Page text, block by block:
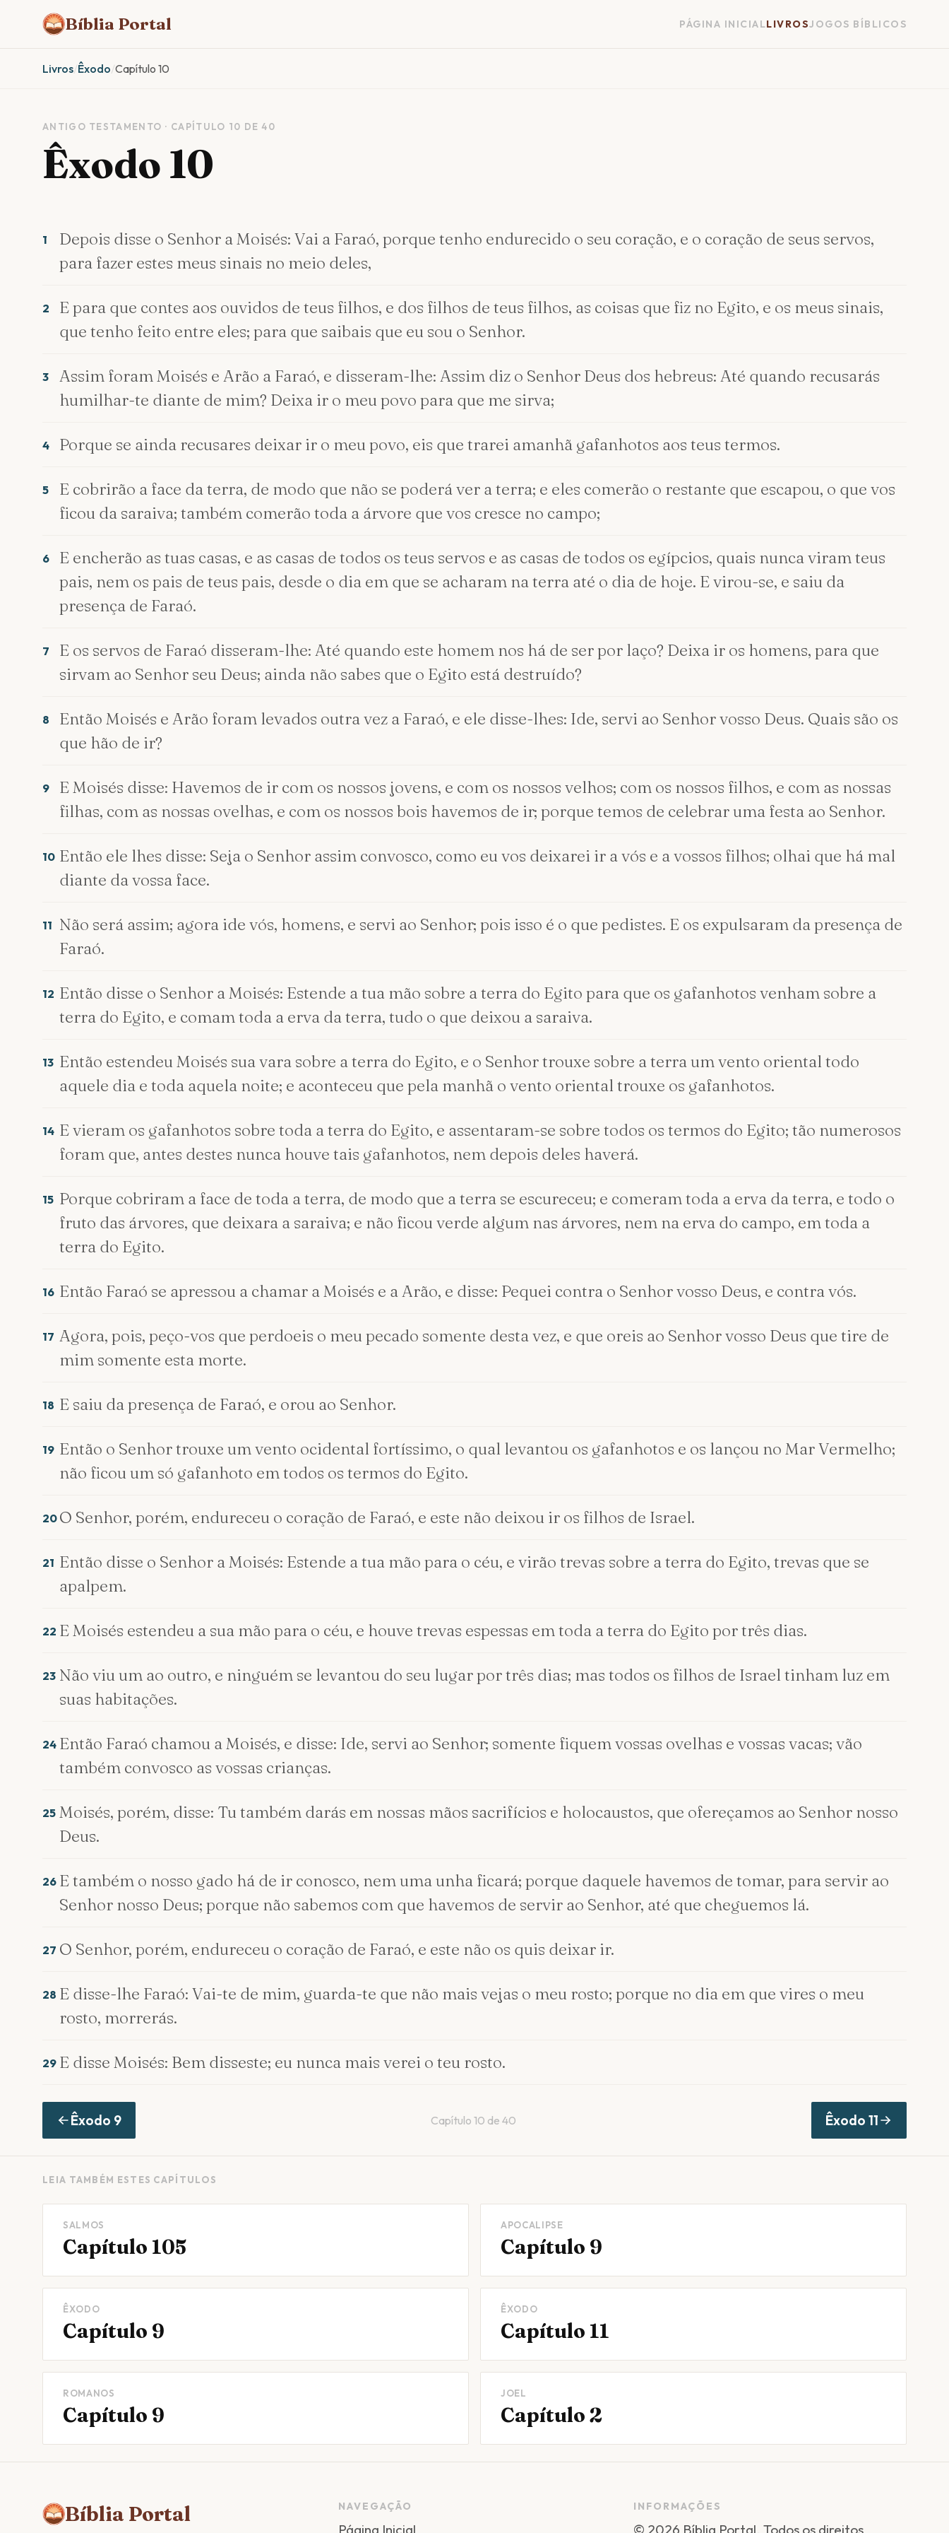
Bíblia Portal PÁGINA INICIALLIVROSJOGOS BÍBLICOS
Livros/Êxodo/Capítulo 10
ANTIGO TESTAMENTO · CAPÍTULO 10 DE 40
Êxodo 10
1
Depois disse o Senhor a Moisés: Vai a Faraó, porque tenho endurecido o seu coração, e o coração de seus servos,
para fazer estes meus sinais no meio deles,
2
E para que contes aos ouvidos de teus filhos, e dos filhos de teus filhos, as coisas que fiz no Egito, e os meus sinais,
que tenho feito entre eles; para que saibais que eu sou o Senhor.
3
Assim foram Moisés e Arão a Faraó, e disseram-lhe: Assim diz o Senhor Deus dos hebreus: Até quando recusarás
humilhar-te diante de mim? Deixa ir o meu povo para que me sirva;
4 Porque se ainda recusares deixar ir o meu povo, eis que trarei amanhã gafanhotos aos teus termos.
5
E cobrirão a face da terra, de modo que não se poderá ver a terra; e eles comerão o restante que escapou, o que vos
ficou da saraiva; também comerão toda a árvore que vos cresce no campo;
6
E encherão as tuas casas, e as casas de todos os teus servos e as casas de todos os egípcios, quais nunca viram teus
pais, nem os pais de teus pais, desde o dia em que se acharam na terra até o dia de hoje. E virou-se, e saiu da
presença de Faraó.
7
E os servos de Faraó disseram-lhe: Até quando este homem nos há de ser por laço? Deixa ir os homens, para que
sirvam ao Senhor seu Deus; ainda não sabes que o Egito está destruído?
8
Então Moisés e Arão foram levados outra vez a Faraó, e ele disse-lhes: Ide, servi ao Senhor vosso Deus. Quais são os
que hão de ir?
9
E Moisés disse: Havemos de ir com os nossos jovens, e com os nossos velhos; com os nossos filhos, e com as nossas
filhas, com as nossas ovelhas, e com os nossos bois havemos de ir; porque temos de celebrar uma festa ao Senhor.
10 Então ele lhes disse: Seja o Senhor assim convosco, como eu vos deixarei ir a vós e a vossos filhos; olhai que há mal
diante da vossa face.
11 Não será assim; agora ide vós, homens, e servi ao Senhor; pois isso é o que pedistes. E os expulsaram da presença de
Faraó.
12 Então disse o Senhor a Moisés: Estende a tua mão sobre a terra do Egito para que os gafanhotos venham sobre a
terra do Egito, e comam toda a erva da terra, tudo o que deixou a saraiva.
13 Então estendeu Moisés sua vara sobre a terra do Egito, e o Senhor trouxe sobre a terra um vento oriental todo
aquele dia e toda aquela noite; e aconteceu que pela manhã o vento oriental trouxe os gafanhotos.
14 E vieram os gafanhotos sobre toda a terra do Egito, e assentaram-se sobre todos os termos do Egito; tão numerosos
foram que, antes destes nunca houve tais gafanhotos, nem depois deles haverá.
15 Porque cobriram a face de toda a terra, de modo que a terra se escureceu; e comeram toda a erva da terra, e todo o
fruto das árvores, que deixara a saraiva; e não ficou verde algum nas árvores, nem na erva do campo, em toda a
terra do Egito.
16 Então Faraó se apressou a chamar a Moisés e a Arão, e disse: Pequei contra o Senhor vosso Deus, e contra vós.
17 Agora, pois, peço-vos que perdoeis o meu pecado somente desta vez, e que oreis ao Senhor vosso Deus que tire de
mim somente esta morte.
18 E saiu da presença de Faraó, e orou ao Senhor.
19 Então o Senhor trouxe um vento ocidental fortíssimo, o qual levantou os gafanhotos e os lançou no Mar Vermelho;
não ficou um só gafanhoto em todos os termos do Egito.
20 O Senhor, porém, endureceu o coração de Faraó, e este não deixou ir os filhos de Israel.
21 Então disse o Senhor a Moisés: Estende a tua mão para o céu, e virão trevas sobre a terra do Egito, trevas que se
apalpem.
22 E Moisés estendeu a sua mão para o céu, e houve trevas espessas em toda a terra do Egito por três dias.
23 Não viu um ao outro, e ninguém se levantou do seu lugar por três dias; mas todos os filhos de Israel tinham luz em
suas habitações.
24 Então Faraó chamou a Moisés, e disse: Ide, servi ao Senhor; somente fiquem vossas ovelhas e vossas vacas; vão
também convosco as vossas crianças.
25 Moisés, porém, disse: Tu também darás em nossas mãos sacrifícios e holocaustos, que ofereçamos ao Senhor nosso
Deus.
26 E também o nosso gado há de ir conosco, nem uma unha ficará; porque daquele havemos de tomar, para servir ao
Senhor nosso Deus; porque não sabemos com que havemos de servir ao Senhor, até que cheguemos lá.
27 O Senhor, porém, endureceu o coração de Faraó, e este não os quis deixar ir.
28 E disse-lhe Faraó: Vai-te de mim, guarda-te que não mais vejas o meu rosto; porque no dia em que vires o meu
rosto, morrerás.
29 E disse Moisés: Bem disseste; eu nunca mais verei o teu rosto.
Capítulo 10 de 40
Êxodo 9 Êxodo 11
LEIA TAMBÉM ESTES CAPÍTULOS
SALMOS
Capítulo 105
APOCALIPSE
Capítulo 9
ÊXODO
Capítulo 9
ÊXODO
Capítulo 11
ROMANOS
Capítulo 9
JOEL
Capítulo 2
Bíblia Portal NAVEGAÇÃO
Página Inicial
INFORMAÇÕES
© 2026 Bíblia Portal . Todos os direitos